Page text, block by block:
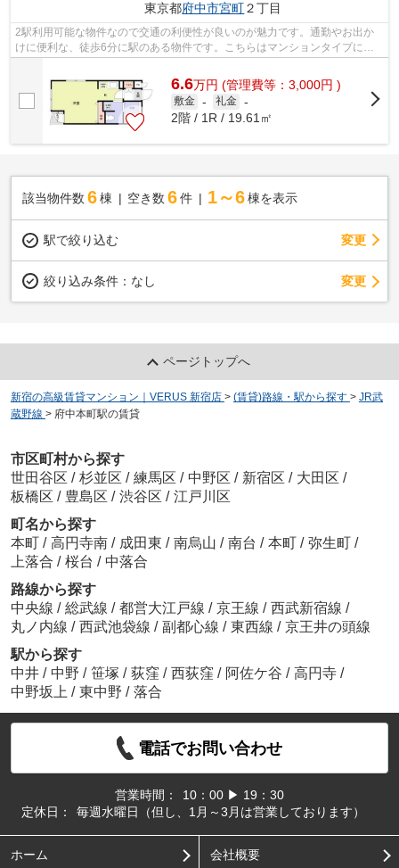
東京都府中市宮町２丁目
2駅利用可能な物件なので交通の利便性が良いのが魅力です。通勤やお出か
けに便利な、徒歩6分に駅のある物件です。こちらはマンションタイプにな
6.6万円 (管理費等：3,000円 )
敷金 - 礼金 -
2階 / 1R / 19.61㎡
該当物件数 6棟 空き数 6 件 1～6 棟を表示
駅で絞り込む 変更
絞り込み条件： なし 変更
ページトップへ
新宿の高級賃貸マンション｜VERUS 新宿店 > (賃貸)路線・駅から探す > JR武
蔵野線 > 府中本町駅の賃貸
市区町村から探す
世田谷区 / 杉並区 / 練馬区 / 中野区 / 新宿区 / 大田区 /
板橋区 / 豊島区 / 渋谷区 / 江戸川区
町名から探す
本町 / 高円寺南 / 成田東 / 南烏山 / 南台 / 本町 / 弥生町 /
上落合 / 桜台 / 中落合
路線から探す
中央線 / 総武線 / 都営大江戸線 / 京王線 / 西武新宿線 /
丸ノ内線 / 西武池袋線 / 副都心線 / 東西線 / 京王井の頭線
駅から探す
中井 / 中野 / 笹塚 / 荻窪 / 西荻窪 / 阿佐ケ谷 / 高円寺 /
中野坂上 / 東中野 / 落合
電話でお問い合わせ
営業時間：
10：00 ▶ 19：30
定休日：
毎週水曜日（但し、1月～3月は営業しております）
ホーム 会社概要